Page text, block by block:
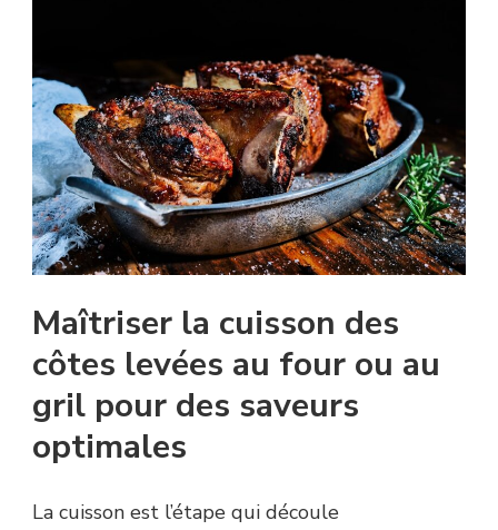
Maîtriser la cuisson des
côtes levées au four ou au
gril pour des saveurs
optimales
La cuisson est l’étape qui découle